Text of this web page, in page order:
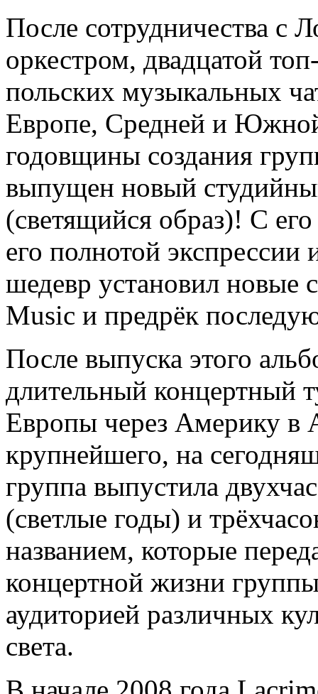
После сотрудничества с
оркестром, двадцатой
польских музыкальных
Европе, Средней и
годовщины создания
выпущен новый
(светящийся образ)! С
его полнотой экспрессии
шедевр установил новые
Music и предрёк
После выпуска этого
длительный концертный
Европы через Америку
крупнейшего, на
группа выпустила
(светлые годы) и
названием, которые
концертной жизни
аудиторией различных
света.